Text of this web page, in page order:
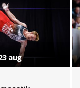
aug
aug